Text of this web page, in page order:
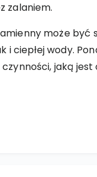
zalaniem.
może być
i ciepłej wody.
jaką